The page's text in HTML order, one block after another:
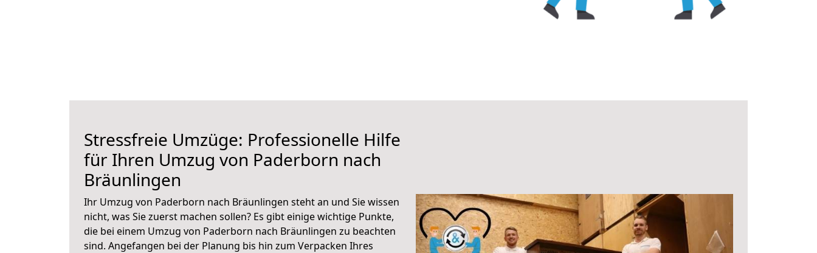
Stressfreie Umzüge: Professionelle Hilfe
für Ihren Umzug von Paderborn nach
Bräunlingen
Ihr Umzug von Paderborn nach Bräunlingen steht an und Sie wissen
nicht, was Sie zuerst machen sollen? Es gibt einige wichtige Punkte,
die bei einem Umzug von Paderborn nach Bräunlingen zu beachten
sind. Angefangen bei der Planung bis hin zum Verpacken Ihres